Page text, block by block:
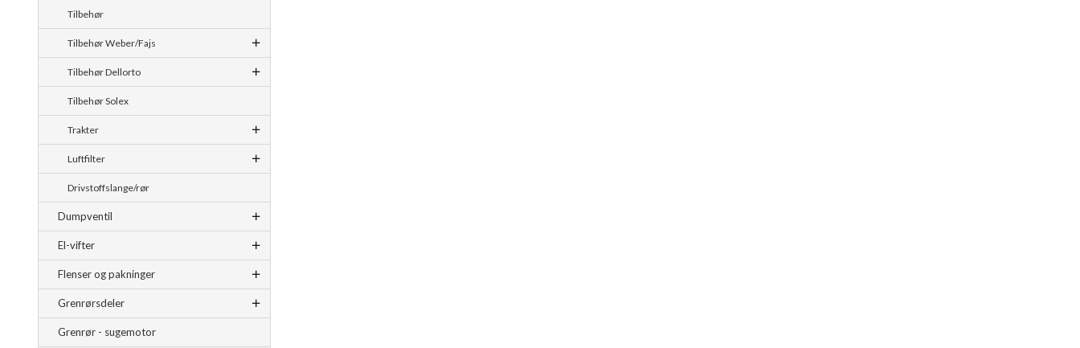
Tilbehør
Tilbehør Weber/Fajs
Tilbehør Dellorto
Tilbehør Solex
Trakter
Luftfilter
Drivstoffslange/rør
Dumpventil
El-vifter
Flenser og pakninger
Grenrørsdeler
Grenrør - sugemotor